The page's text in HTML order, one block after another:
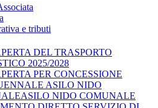
e tributi
DEL TRASPORTO
2025/2028
PER CONCESSIONE
ASILO NIDO
NIDO COMUNALE